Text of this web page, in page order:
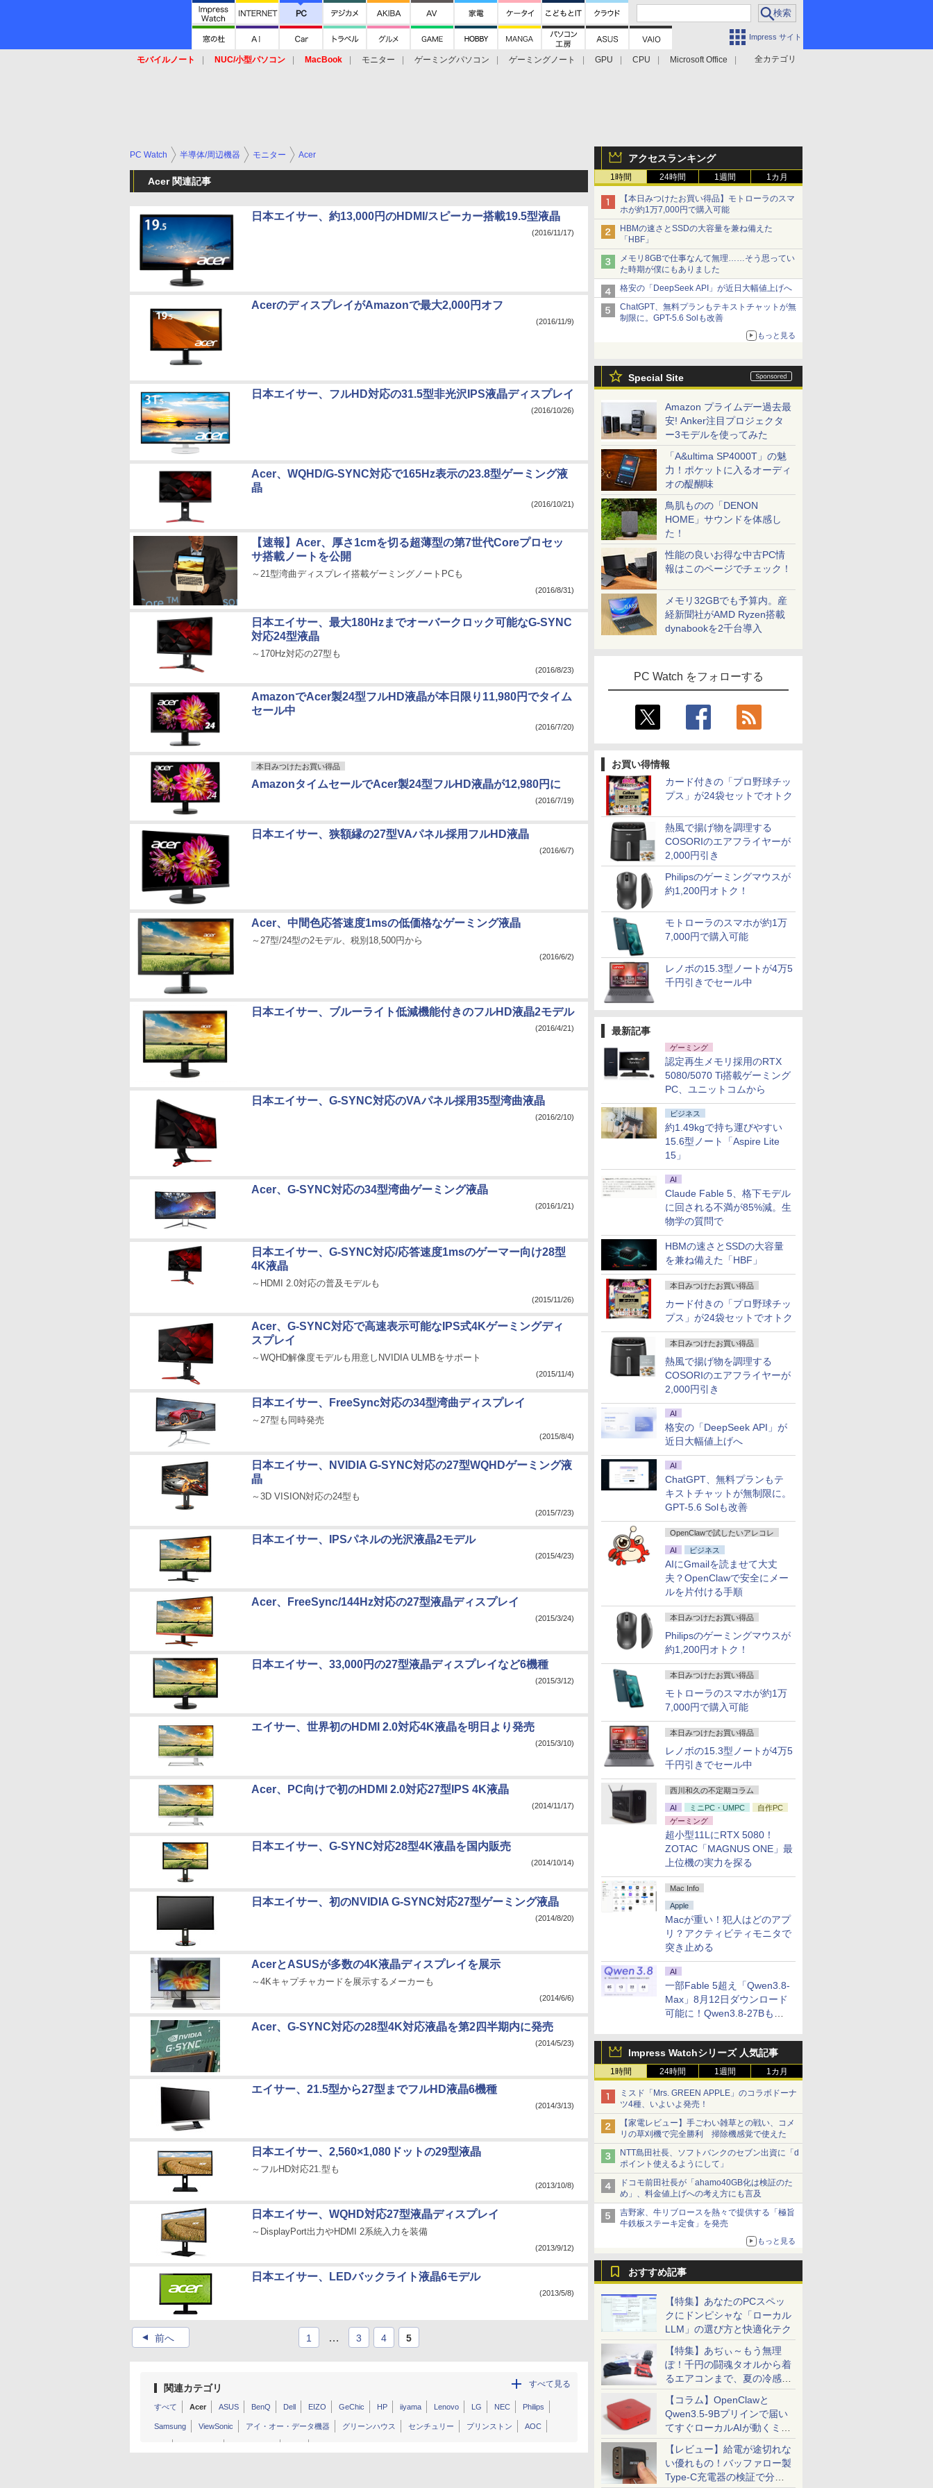
Impress サイト
全カテゴリ
モバイルノート NUC/小型パソコン MacBook モニター ゲーミングパソコン ゲーミングノート GPU CPU
Microsoft Office
アクセスランキング
1時間 24時間 1週間 1カ月
【本日みつけたお買い得品】モトローラのスマ
ホが約1万7,000円で購入可能
HBMの速さとSSDの大容量を兼ね備えた
「HBF」
メモリ8GBで仕事なんて無理……そう思ってい
た時期が僕にもありました
格安の「DeepSeek API」が近日大幅値上げへ
ChatGPT、無料プランもテキストチャットが無
制限に。GPT-5.6 Solも改善
もっと見る
Special Site
Amazon プライムデー過去最
安! Anker注目プロジェクタ
ー3モデルを使ってみた
「A&ultima SP4000T」の魅
力！ポケットに入るオーディ
オの醍醐味
鳥肌ものの「DENON
HOME」サウンドを体感し
た！
性能の良いお得な中古PC情
報はこのページでチェック！
メモリ32GBでも予算内。産
経新聞社がAMD Ryzen搭載
dynabookを2千台導入
PC Watch をフォローする
お買い得情報
カード付きの「プロ野球チッ
プス」が24袋セットでオトク
熱風で揚げ物を調理する
COSORIのエアフライヤーが
2,000円引き
Philipsのゲーミングマウスが
約1,200円オトク！
モトローラのスマホが約1万
7,000円で購入可能
レノボの15.3型ノートが4万5
千円引きでセール中
最新記事
ゲーミング
認定再生メモリ採用のRTX
5080/5070 Ti搭載ゲーミング
PC、ユニットコムから
ビジネス
約1.49kgで持ち運びやすい
15.6型ノート「Aspire Lite
15」
AI
Claude Fable 5、格下モデル
に回される不満が85%減。生
物学の質問で
HBMの速さとSSDの大容量
を兼ね備えた「HBF」
本日みつけたお買い得品
カード付きの「プロ野球チッ
プス」が24袋セットでオトク
本日みつけたお買い得品
熱風で揚げ物を調理する
COSORIのエアフライヤーが
2,000円引き
AI
格安の「DeepSeek API」が
近日大幅値上げへ
AI
ChatGPT、無料プランもテ
キストチャットが無制限に。
GPT-5.6 Solも改善
OpenClawで試したいアレコレ
AI ビジネス
AIにGmailを読ませて大丈
夫？OpenClawで安全にメー
ルを片付ける手順
本日みつけたお買い得品
Philipsのゲーミングマウスが
約1,200円オトク！
本日みつけたお買い得品
モトローラのスマホが約1万
7,000円で購入可能
本日みつけたお買い得品
レノボの15.3型ノートが4万5
千円引きでセール中
西川和久の不定期コラム
AI ミニPC・UMPC
自作PC
ゲーミング
超小型11LにRTX 5080！
ZOTAC「MAGNUS ONE」最
上位機の実力を探る
Mac Info
Apple
Macが重い！犯人はどのアプ
リ？アクティビティモニタで
突き止める
AI
一部Fable 5超え「Qwen3.8-
Max」8月12日ダウンロード
可能に！Qwen3.8-27Bも順
Impress Watchシリーズ 人気記事
1時間 24時間 1週間 1カ月
ミスド「Mrs. GREEN APPLE」のコラボドーナ
ツ4種、いよいよ発売！
【家電レビュー】手ごわい雑草との戦い、コメ
リの草刈機で完全勝利 掃除機感覚で使えた
NTT島田社長、ソフトバンクのセブン出資に「d
ポイント使えるようにして」
ドコモ前田社長が「ahamo40GB化は検証のた
め」、料金値上げへの考え方にも言及
吉野家、牛リブロースを熱々で提供する「極旨
牛鉄板ステーキ定食」を発売
もっと見る
おすすめ記事
【特集】あなたのPCスペッ
クにドンピシャな「ローカル
LLM」の選び方と快適化テク
【特集】あぢぃ～もう無理
ぽ！千円の闘魂タオルから着
るエアコンまで、夏の冷感グ
ッズ一挙紹介
【コラム】OpenClawと
Qwen3.5-9Bプリインで届い
てすぐローカルAIが動くミニ
PC「SER9 Pro」
【レビュー】給電が途切れな
い優れもの！バッファロー製
Type-C充電器の検証で分か
PC Watch 半導体/周辺機器 モニター Acer
Acer 関連記事
日本エイサー、約13,000円のHDMI/スピーカー搭載19.5型液晶
(2016/11/17)
AcerのディスプレイがAmazonで最大2,000円オフ
(2016/11/9)
日本エイサー、フルHD対応の31.5型非光沢IPS液晶ディスプレイ
(2016/10/26)
Acer、WQHD/G-SYNC対応で165Hz表示の23.8型ゲーミング液
晶
(2016/10/21)
【速報】Acer、厚さ1cmを切る超薄型の第7世代Coreプロセッ
サ搭載ノートを公開
～21型湾曲ディスプレイ搭載ゲーミングノートPCも
(2016/8/31)
日本エイサー、最大180Hzまでオーバークロック可能なG-SYNC
対応24型液晶
～170Hz対応の27型も
(2016/8/23)
AmazonでAcer製24型フルHD液晶が本日限り11,980円でタイム
セール中
(2016/7/20)
本日みつけたお買い得品
AmazonタイムセールでAcer製24型フルHD液晶が12,980円に
(2016/7/19)
日本エイサー、狭額縁の27型VAパネル採用フルHD液晶
(2016/6/7)
Acer、中間色応答速度1msの低価格なゲーミング液晶
～27型/24型の2モデル、税別18,500円から
(2016/6/2)
日本エイサー、ブルーライト低減機能付きのフルHD液晶2モデル
(2016/4/21)
日本エイサー、G-SYNC対応のVAパネル採用35型湾曲液晶
(2016/2/10)
Acer、G-SYNC対応の34型湾曲ゲーミング液晶
(2016/1/21)
日本エイサー、G-SYNC対応/応答速度1msのゲーマー向け28型
4K液晶
～HDMI 2.0対応の普及モデルも
(2015/11/26)
Acer、G-SYNC対応で高速表示可能なIPS式4Kゲーミングディ
スプレイ
～WQHD解像度モデルも用意しNVIDIA ULMBをサポート
(2015/11/4)
日本エイサー、FreeSync対応の34型湾曲ディスプレイ
～27型も同時発売
(2015/8/4)
日本エイサー、NVIDIA G-SYNC対応の27型WQHDゲーミング液
晶
～3D VISION対応の24型も
(2015/7/23)
日本エイサー、IPSパネルの光沢液晶2モデル
(2015/4/23)
Acer、FreeSync/144Hz対応の27型液晶ディスプレイ
(2015/3/24)
日本エイサー、33,000円の27型液晶ディスプレイなど6機種
(2015/3/12)
エイサー、世界初のHDMI 2.0対応4K液晶を明日より発売
(2015/3/10)
Acer、PC向けで初のHDMI 2.0対応27型IPS 4K液晶
(2014/11/17)
日本エイサー、G-SYNC対応28型4K液晶を国内販売
(2014/10/14)
日本エイサー、初のNVIDIA G-SYNC対応27型ゲーミング液晶
(2014/8/20)
AcerとASUSが多数の4K液晶ディスプレイを展示
～4Kキャプチャカードを展示するメーカーも
(2014/6/6)
Acer、G-SYNC対応の28型4K対応液晶を第2四半期内に発売
(2014/5/23)
エイサー、21.5型から27型までフルHD液晶6機種
(2014/3/13)
日本エイサー、2,560×1,080ドットの29型液晶
～フルHD対応21.型も
(2013/10/8)
日本エイサー、WQHD対応27型液晶ディスプレイ
～DisplayPort出力やHDMI 2系統入力を装備
(2013/9/12)
日本エイサー、LEDバックライト液晶6モデル
(2013/5/8)
▲ 前へ 1 … 3 4 5
関連カテゴリ すべて見る
すべて Acer ASUS BenQ Dell EIZO GeChic HP iiyama Lenovo LG NEC Philips
Samsung ViewSonic アイ・オー・データ機器 グリーンハウス センチュリー プリンストン AOC